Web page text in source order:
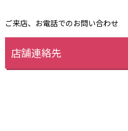
ご来店、お電話でのお問い合わせ
店舗連絡先